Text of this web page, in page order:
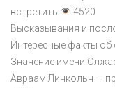
встретить
4520
Высказывания и
Интересные факты об
Значение имени
Авраам Линкольн —